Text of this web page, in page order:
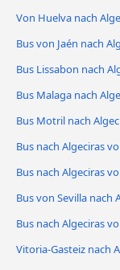
Von Huelva nach
Bus von Jaén nach
Bus Lissabon nach
Bus Malaga nach
Bus Motril nach
Bus nach Algeciras
Bus nach Algeciras
Bus von Sevilla nach
Bus nach Algeciras
Vitoria-Gasteiz nach